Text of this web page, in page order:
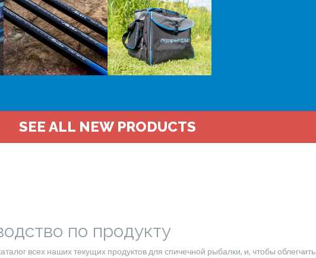
SEE ALL NEW PRODUCTS
по продукту
всех наших текущих продуктов для спичечной рыбалки, и, чтобы облегчить